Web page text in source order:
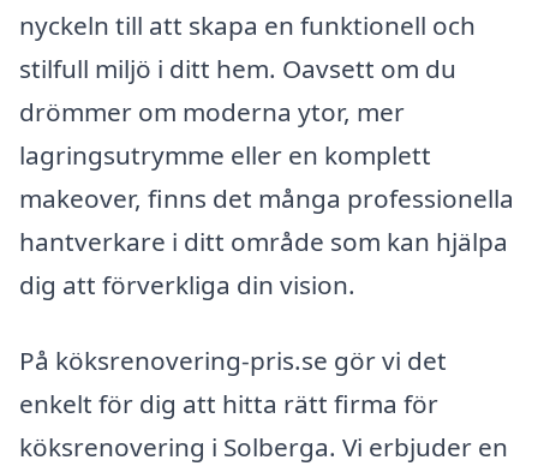
nyckeln till att skapa en funktionell och
stilfull miljö i ditt hem. Oavsett om du
drömmer om moderna ytor, mer
lagringsutrymme eller en komplett
makeover, finns det många professionella
hantverkare i ditt område som kan hjälpa
dig att förverkliga din vision.
På köksrenovering-pris.se gör vi det
enkelt för dig att hitta rätt firma för
köksrenovering i Solberga. Vi erbjuder en